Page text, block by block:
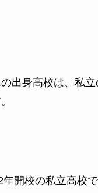
出身高校は、私立
年開校の私立高校